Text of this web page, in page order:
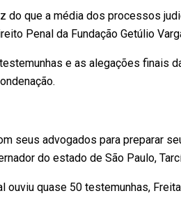
do que a média dos processos
Penal da Fundação Getúlio
e as alegações finais
seus advogados para preparar
do estado de São Paulo,
ouviu quase 50 testemunhas,